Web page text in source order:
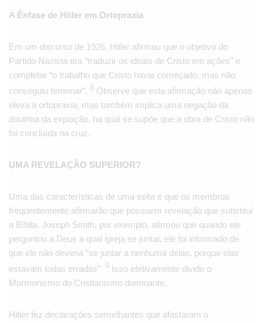
A Ênfase de Hitler em Ortopraxia
Em um discurso de 1926, Hitler afirmou que o objetivo do
Partido Nazista era “traduzir os ideais de Cristo em ações” e
completar “o trabalho que Cristo havia começado, mas não
conseguiu terminar”. 8 Observe que esta afirmação não apenas
eleva a ortopraxia, mas também implica uma negação da
doutrina da expiação, na qual se supõe que a obra de Cristo não
foi concluída na cruz.
UMA REVELAÇÃO SUPERIOR?
Uma das características de uma seita é que os membros
freqüentemente afirmarão que possuem revelação que substitui
a Bíblia. Joseph Smith, por exemplo, afirmou que quando ele
perguntou a Deus a qual igreja se juntar, ele foi informado de
que ele não deveria “se juntar a nenhuma delas, porque elas
estavam todas erradas” .9 Isso efetivamente divide o
Mormonismo do Cristianismo dominante.
Hitler fez declarações semelhantes que afastaram o